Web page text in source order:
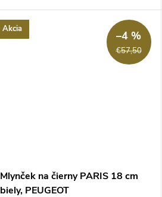
Akcia
€57,50
–4 %
Mlynček na čierny PARIS 18 cm
biely, PEUGEOT